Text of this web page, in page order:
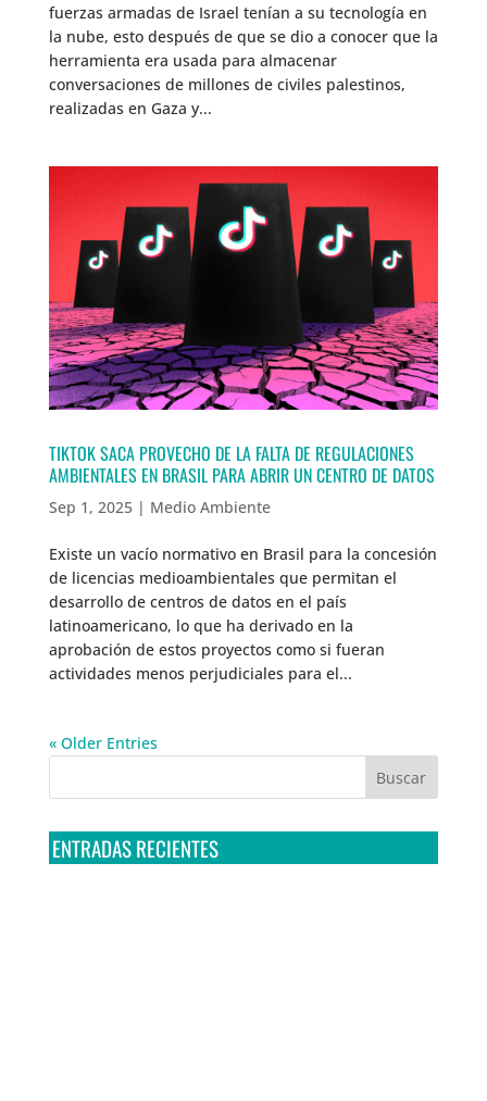
fuerzas armadas de Israel tenían a su tecnología en
la nube, esto después de que se dio a conocer que la
herramienta era usada para almacenar
conversaciones de millones de civiles palestinos,
realizadas en Gaza y...
TIKTOK SACA PROVECHO DE LA FALTA DE REGULACIONES
AMBIENTALES EN BRASIL PARA ABRIR UN CENTRO DE DATOS
Sep 1, 2025| Medio Ambiente
Existe un vacío normativo en Brasil para la concesión
de licencias medioambientales que permitan el
desarrollo de centros de datos en el país
latinoamericano, lo que ha derivado en la
aprobación de estos proyectos como si fueran
actividades menos perjudiciales para el...
« Older Entries
ENTRADAS RECIENTES